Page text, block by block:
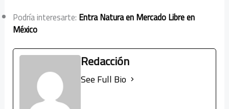
Podría interesarte: Entra Natura en Mercado Libre en
México
Redacción
See Full Bio